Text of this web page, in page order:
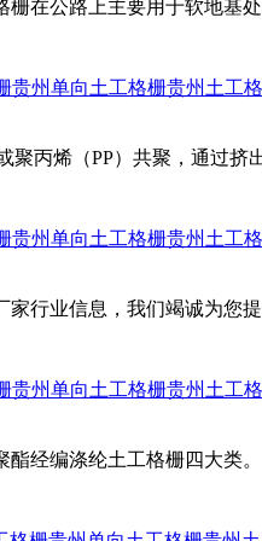
在公路上主要用于软地基
贵州单向土工格栅贵州土工
丙烯（PP）共聚，通过挤
贵州单向土工格栅贵州土工
行业信息，我们竭诚为您提
贵州单向土工格栅贵州土工
经编涤纶土工格栅四大类。